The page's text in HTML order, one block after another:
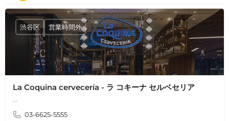
パエリア
La Coquina cervecería - ラ コキーナ セルベセリア
…
03-6625-5555
渋谷区 営業時間外